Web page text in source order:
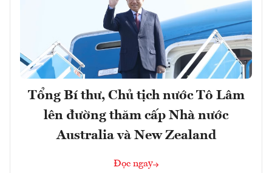
Tổng Bí thư, Chủ tịch nước Tô Lâm
lên đường thăm cấp Nhà nước
Australia và New Zealand
Đọc ngay